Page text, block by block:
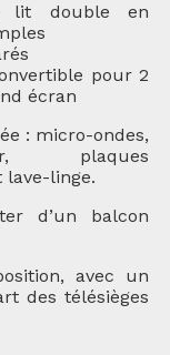
lit double en
pour 2
écran
: micro-ondes,
plaques
lave-linge.
d’un balcon
avec un
des télésièges